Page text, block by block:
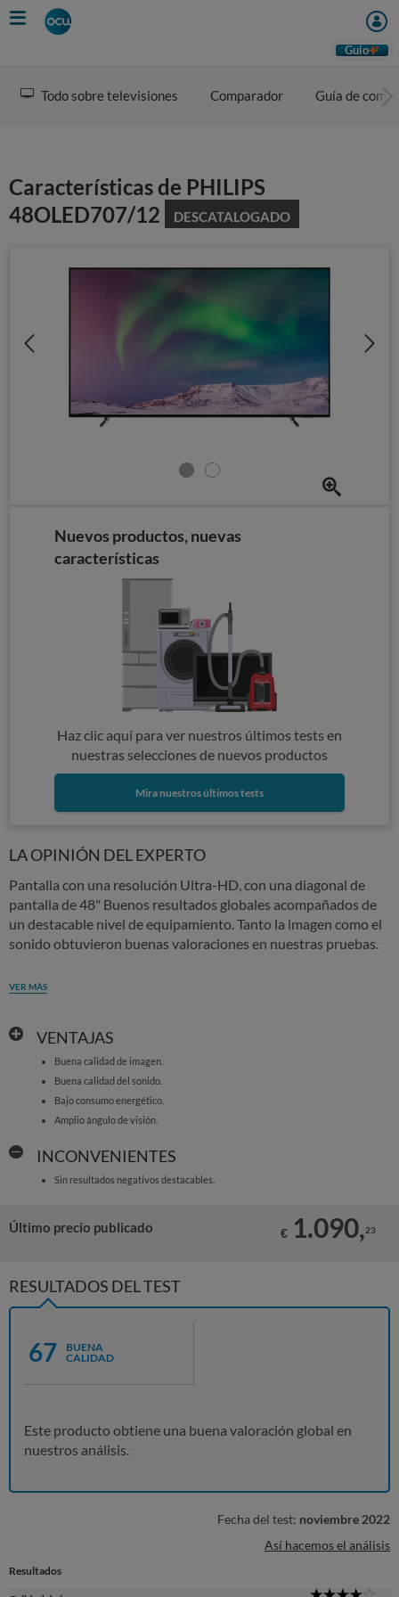
Skip
to
Guio
Todo sobre televisiones Comparador Guía de
Características de PHILIPS
48OLED707/12
DESCATALOGADO
Nuevos productos, nuevas
características
Haz clic aquí para ver nuestros últimos tests en
nuestras selecciones de nuevos productos
Mira nuestros últimos tests
LA OPINIÓN DEL EXPERTO
Pantalla con una resolución Ultra-HD, con una diagonal de
pantalla de 48" Buenos resultados globales acompañados de
un destacable nivel de equipamiento. Tanto la imagen como el
sonido obtuvieron buenas valoraciones en nuestras pruebas.
VER MÁS
VENTAJAS
Buena calidad de imagen.
Buena calidad del sonido.
Bajo consumo energético.
Amplio ángulo de visión.
INCONVENIENTES
Sin resultados negativos destacables.
Último precio publicado € 1.090,23
RESULTADOS DEL TEST
67
BUENA
CALIDAD
Este producto obtiene una buena valoración global en
nuestros análisis.
Fecha del test: noviembre 2022
Así hacemos el análisis
Resultados